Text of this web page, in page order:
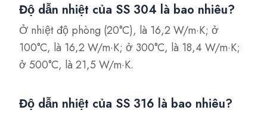
Độ dẫn nhiệt của SS 304 là bao nhiêu?
Ở nhiệt độ phòng (20°C), là 16,2 W/m·K; ở
100°C, là 16,2 W/m·K; ở 300°C, là 18,4 W/m·K;
ở 500°C, là 21,5 W/m·K.
Độ dẫn nhiệt của SS 316 là bao nhiêu?